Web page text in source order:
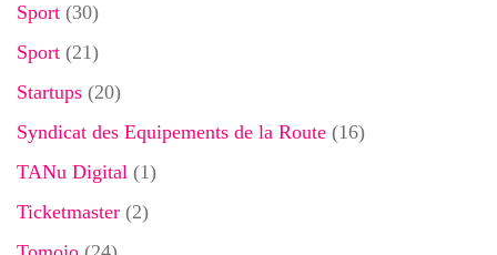
Sport (30)
Sport (21)
Startups (20)
Syndicat des Equipements de la Route (16)
TANu Digital (1)
Ticketmaster (2)